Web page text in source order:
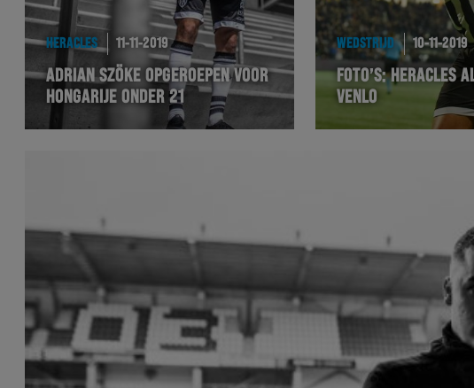
HERACLES 11-11-2019
ADRIAN SZÖKE OPGEROEPEN VOOR
HONGARIJE ONDER 21
WEDSTRIJD 10-11-2019
FOTO’S: HERACLES
VENLO